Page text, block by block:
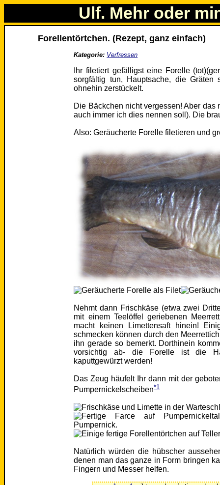
Ulf. Mehr oder
Forellentörtchen. (Rezept, ganz einfach)
Kategorie: Verfressen
Ihr filetiert gefälligst eine Forelle
sorgfältig tun, Hauptsache, die
ohnehin zerstückelt.
Die Bäckchen nicht vergessen! Aber das
auch immer ich dies nennen soll). Die
Also: Geräucherte Forelle filetieren und
Nehmt dann Frischkäse (etwa zwei
mit einem Teelöffel geriebenen
macht keinen Limettensaft hinein!
schmecken können durch den
ihn gerade so bemerkt. Dorthinein
vorsichtig ab- die Forelle ist die
kaputtgewürzt werden!
Das Zeug häufelt Ihr dann mit der
Pumpernickelscheiben*1
Natürlich würden die hübscher
denen man das ganze in Form bringen
Fingern und Messer helfen.